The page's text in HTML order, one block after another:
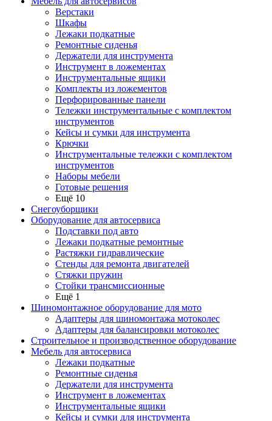
Верстаки
Шкафы
Лежаки подкатные
Ремонтные сиденья
Держатели для инструмента
Инструмент в ложементах
Инструментальные ящики
Комплекты из ложементов
Перфорированные панели
Тележки инструментальные с комплектом
инструментов
Кейсы и сумки для инструмента
Крючки
Инструментальные тележки с комплектом
инструментов
Наборы мебели
Готовые решения
Ещё 10
Снегоуборщики
Оборудование для автосервиса
Подставки под авто
Лежаки подкатные ремонтные
Растяжки гидравлические
Стенды для ремонта двигателей
Стяжки пружин
Стойки трансмиссионные
Ещё 1
Шиномонтажное оборудование для мото
Адаптеры для шиномонтажа мотоколес
Адаптеры для балансировки мотоколес
Строительное и производственное оборудование
Мебель для автосервиса
Лежаки подкатные
Ремонтные сиденья
Держатели для инструмента
Инструмент в ложементах
Инструментальные ящики
Кейсы и сумки для инструмента